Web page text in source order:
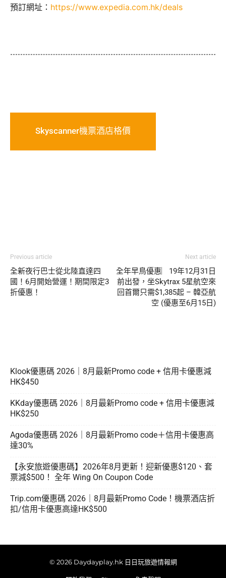
預訂網址： https://www.expedia.com.hk/deals
Skyscanner機票酒店格價
Previous article
全新夜行巴士從北陸直達四
國！6月開始營運！期間限定3
折優惠！
Next article
全年早鳥優惠︳19年12月31日
前出發，坐Skytrax 5星航空來
回首爾只需$1,385起 – 韓亞航
空 (優惠至6月15日)
Klook優惠碼 2026｜8月最新Promo code + 信用卡優惠減
HK$450
KKday優惠碼 2026｜8月最新Promo code + 信用卡優惠減
HK$250
Agoda優惠碼 2026｜8月最新Promo code＋信用卡優惠高
達30%
【永安旅遊優惠碼】2026年8月更新！迎新優惠$120、套
票減$500！ 全年 Wing On Coupon Code
Trip.com優惠碼 2026｜8月最新Promo Code！機票酒店折
扣/信用卡優惠高達HK$500
© 2026 Daydayplay.hk 日日玩旅遊情報網